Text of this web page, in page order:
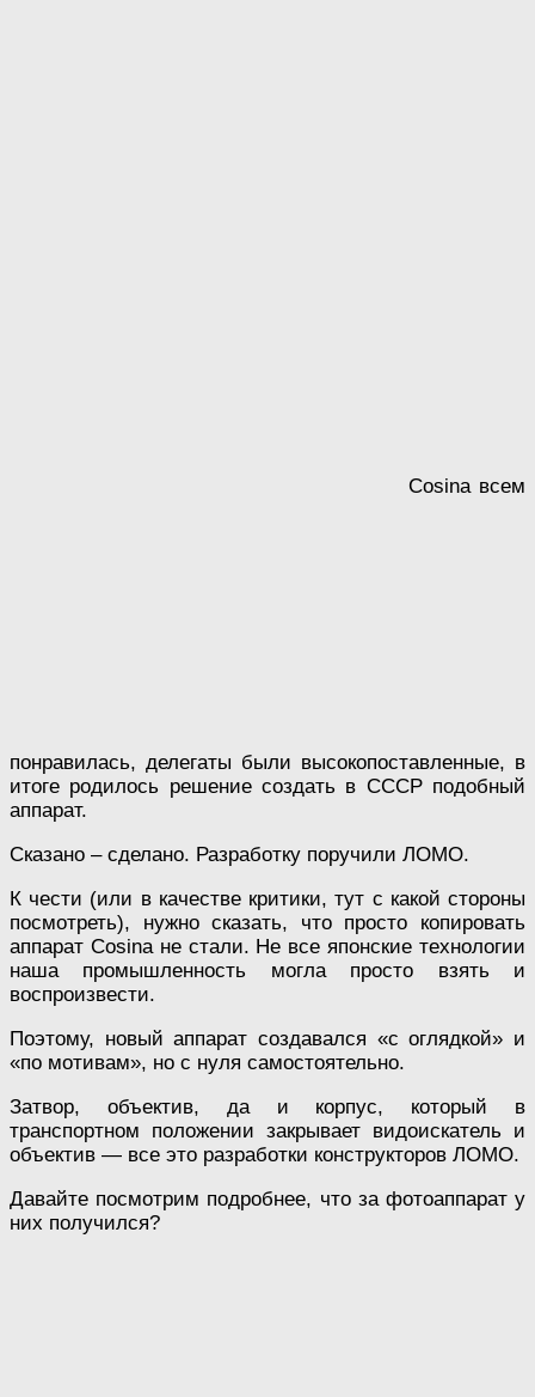
Cosina всем
понравилась, делегаты были высокопоставленные, в
итоге родилось решение создать в СССР подобный
аппарат.
Сказано – сделано. Разработку поручили ЛОМО.
К чести (или в качестве критики, тут с какой стороны
посмотреть), нужно сказать, что просто копировать
аппарат Cosina не стали. Не все японские технологии
наша промышленность могла просто взять и
воспроизвести.
Поэтому, новый аппарат создавался «с оглядкой» и
«по мотивам», но с нуля самостоятельно.
Затвор, объектив, да и корпус, который в
транспортном положении закрывает видоискатель и
объектив — все это разработки конструкторов ЛОМО.
Давайте посмотрим подробнее, что за фотоаппарат у
них получился?